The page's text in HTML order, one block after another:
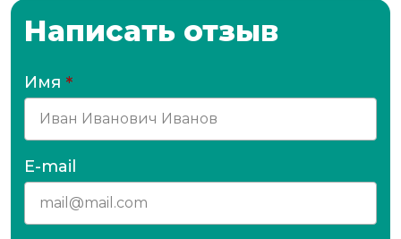
Написать отзыв
Имя *
E-mail